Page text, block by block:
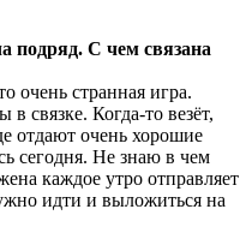
подряд. С чем связана
очень странная игра.
связке. Когда-то везёт,
отдают очень хорошие
сегодня. Не знаю в чем
каждое утро отправляет
идти и выложиться на